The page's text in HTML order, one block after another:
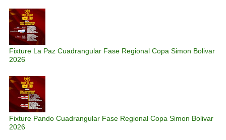
Fixture La Paz Cuadrangular Fase Regional Copa Simon Bolivar
2026
Fixture Pando Cuadrangular Fase Regional Copa Simon Bolivar
2026